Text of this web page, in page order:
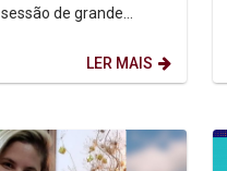
de grande
LER MAIS